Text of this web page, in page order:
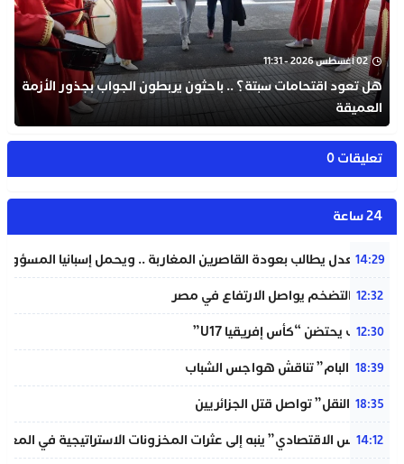
02 أغسطس 2026 - 11:31
هل تعود اقتحامات سبتة؟ .. باحثون يربطون الجواب بجذور الأزمة
العميقة
تعليقات 0
24 ساعة
14:29
وزير العدل يطالب بعودة القاصرين المغاربة .. ويحمل إسبانيا
12:32
معدل التضخم يواصل الارتفاع في مصر
12:30
المغرب يحتضن “كأس إفريقيا U17”
18:39
شبيبة “البام” تناقش هواجس الشباب
18:35
“خردة النقل” تواصل قتل الجزائريين
14:12
“المجلس الاقتصادي” ينبه إلى عثرات المخزونات الاستراتيجية في